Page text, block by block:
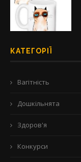
КАТЕГОРІЇ
Вагітність
Дошкільнята
Здоров'я
Конкурси